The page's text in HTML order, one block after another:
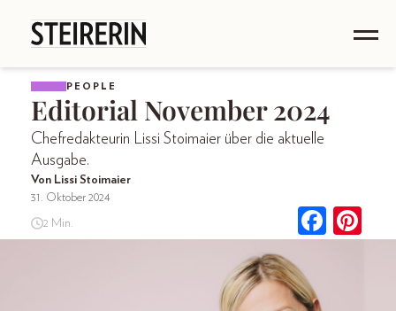
PEOPLE
Editorial November 2024
Chefredakteurin Lissi Stoimaier über die aktuelle
Ausgabe.
Von Lissi Stoimaier
31. Oktober 2024
2 Min.